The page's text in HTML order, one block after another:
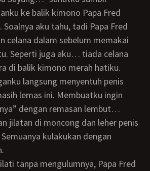
ke balik kimono Papa Fred
Soalnya aku tahu, tadi Papa Fred
celana dalam sebelum memakai
Seperti juga aku… tiada celana
di balik kimono merah hatiku.
lemas ini. Membuatku ingin
dengan remasan lembut…
jilatan di moncong dan leher penis
kulakukan dengan